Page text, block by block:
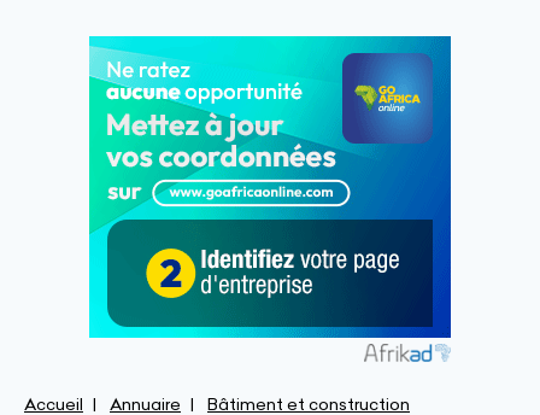
Accueil Annuaire
Bâtiment et construction